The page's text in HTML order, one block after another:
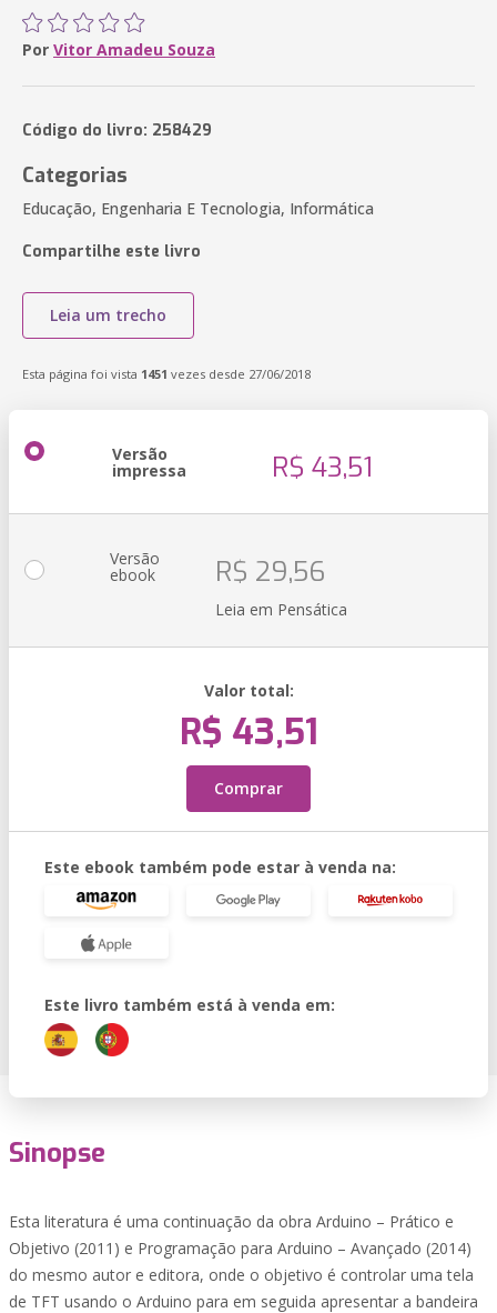
Por Vitor Amadeu Souza
Código do livro: 258429
Categorias
Educação, Engenharia E Tecnologia, Informática
Compartilhe este livro
Leia um trecho
Esta página foi vista 1451 vezes desde 27/06/2018
Versão
impressa R$ 43,51
Versão
ebook R$ 29,56
Leia em Pensática
Valor total:
R$ 43,51
Comprar
Este ebook também pode estar à venda na:
Este livro também está à venda em:
Sinopse
Esta literatura é uma continuação da obra Arduino – Prático e
Objetivo (2011) e Programação para Arduino – Avançado (2014)
do mesmo autor e editora, onde o objetivo é controlar uma tela
de TFT usando o Arduino para em seguida apresentar a bandeira